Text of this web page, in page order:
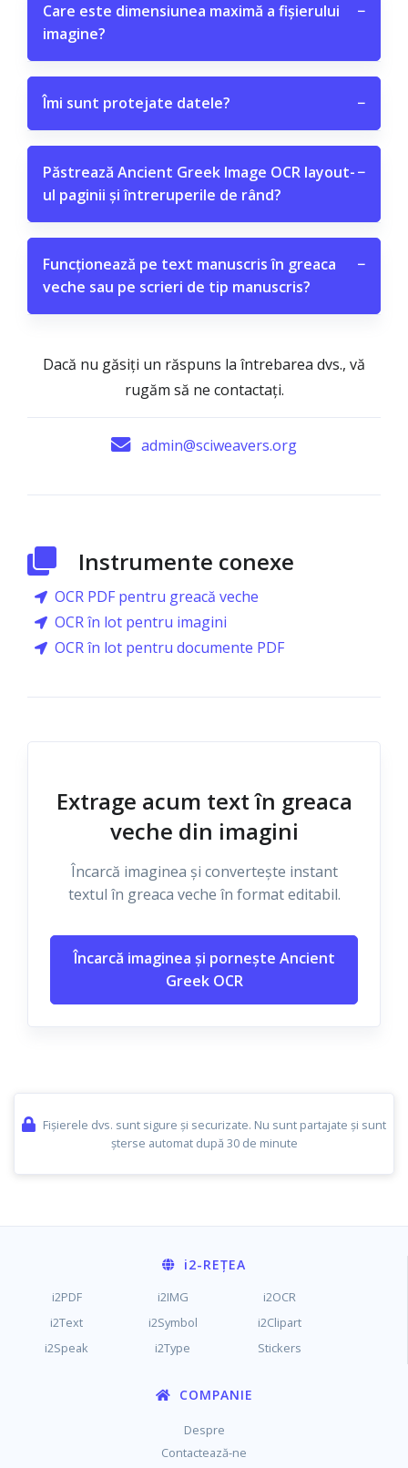
Care este dimensiunea maximă a fișierului
imagine?
−
Îmi sunt protejate datele? −
Păstrează Ancient Greek Image OCR layout-
ul paginii și întreruperile de rând?
−
Funcționează pe text manuscris în greaca
veche sau pe scrieri de tip manuscris?
−
Dacă nu găsiți un răspuns la întrebarea dvs., vă
rugăm să ne contactați.
admin@sciweavers.org
Instrumente conexe
OCR PDF pentru greacă veche
OCR în lot pentru imagini
OCR în lot pentru documente PDF
Extrage acum text în greaca
veche din imagini
Încarcă imaginea și convertește instant
textul în greaca veche în format editabil.
Încarcă imaginea și pornește Ancient
Greek OCR
Fișierele dvs. sunt sigure și securizate. Nu sunt partajate și sunt
șterse automat după 30 de minute
i2-REȚEA
i2PDF i2IMG
i2OCR
i2Text
i2Symbol
i2Clipart
i2Speak
i2Type Stickers
COMPANIE
Despre
Contactează-ne